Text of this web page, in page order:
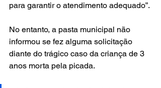
para garantir o atendimento adequado”.
No entanto, a pasta municipal não
informou se fez alguma solicitação
diante do trágico caso da criança de 3
anos morta pela picada.